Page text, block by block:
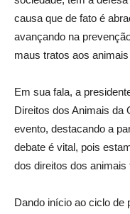
causa que de fato é
avançando na
maus tratos aos
Em sua fala, a
Direitos dos Animais da
evento, destacando a
debate é vital, pois
dos direitos dos animais
Dando início ao ciclo de